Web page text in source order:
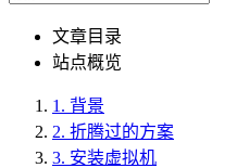
文章目录
站点概览
1. 背景
2. 折腾过的方案
3. 安装虚拟机